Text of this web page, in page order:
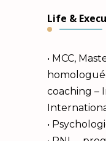
Life &
• MCC,
coaching –
•